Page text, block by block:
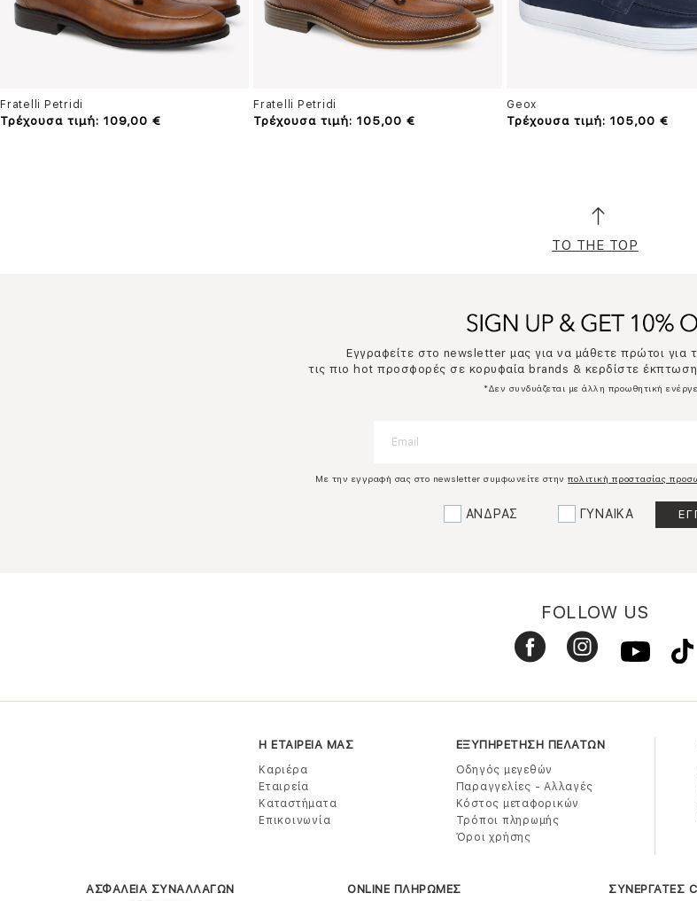
Fratelli Petridi
Τρέχουσα τιμή: 109,00 €
Fratelli Petridi
Τρέχουσα τιμή: 105,00 €
Geox
Τρέχουσα τιμή: 105,00 €
TO THE TOP
Εγγραφείτε στο newsletter μας για να μάθετε πρώτοι για
τις πιο hot προσφορές σε κορυφαία brands & κερδίστε
*Δεν συνδυάζεται με άλλη προωθητική
Με την εγγραφή σας στο newsletter συμφωνείτε στηνπολιτική προστασίας
ΑΝΔΡΑΣ ΓΥΝΑΙΚΑ
FOLLOW US
Η ΕΤΑΙΡΕΙΑ ΜΑΣ
Καριέρα
Εταιρεία
Καταστήματα
Επικοινωνία
ΕΞΥΠΗΡΕΤΗΣΗ ΠΕΛΑΤΩΝ
Οδηγός μεγεθών
Παραγγελίες - Αλλαγές
Κόστος μεταφορικών
Τρόποι πληρωμής
Όροι χρήσης
ΑΣΦΑΛΕΙΑ ΣΥΝΑΛΛΑΓΩΝ ONLINE ΠΛΗΡΩΜΕΣ ΣΥΝΕΡΓΑΤΕΣ